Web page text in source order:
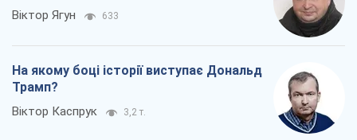
Віктор Ягун 633
На якому боці історії виступає Дональд
Трамп?
Віктор Каспрук 3,2 т.